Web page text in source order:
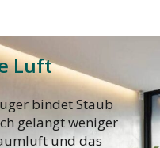
Luft
bindet Staub
gelangt weniger
und das